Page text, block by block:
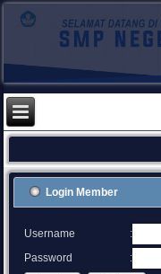
Login Member
Username
:
Password
: